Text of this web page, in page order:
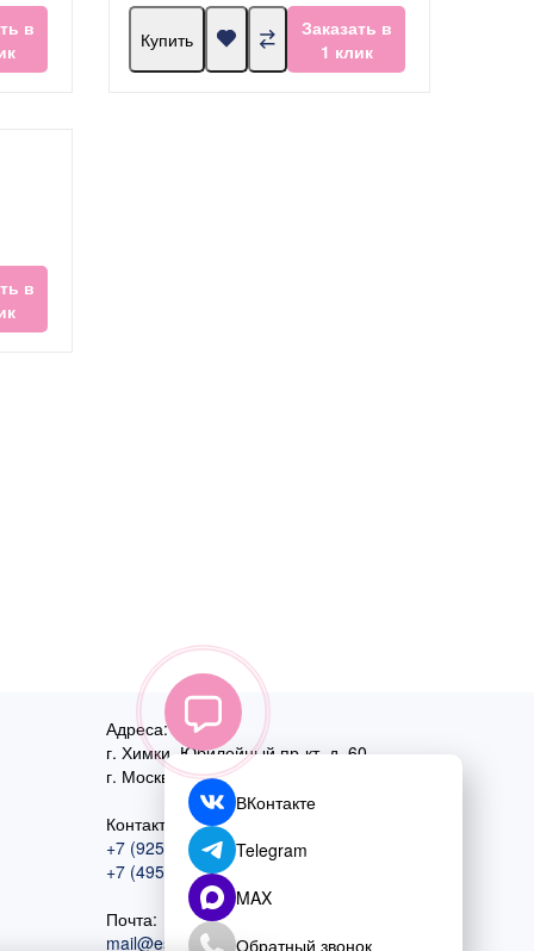
в
Купить
Заказать в
1 клик
в
Адреса:
г. Химки, Юбилейный пр-кт, д. 60
г. Москва,ул. Перовская, д. 59
Контактный номер:
+7 (925) 585-74-27
+7 (495) 970-44-75
Почта:
mail@esta-fiesta.ru
ВКонтакте
Telegram
MAX
Обратный звонок